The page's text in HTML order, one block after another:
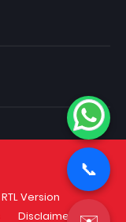
📞
RTL Version
Disclaimer